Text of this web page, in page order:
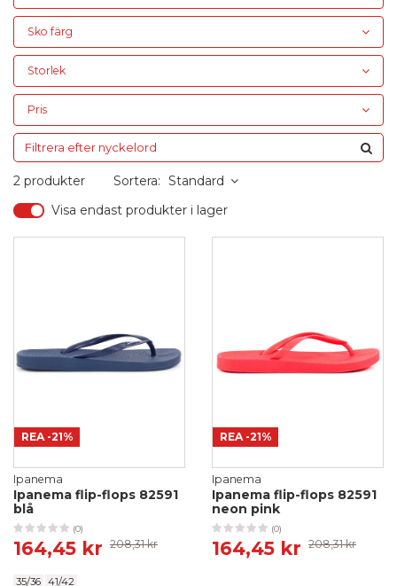
REA -21%
Ipanema
Ipanema flip-flops 82591
blå
(0)
164,45 kr 208,31 kr
35/36 41/42
REA -21%
Ipanema
Ipanema flip-flops 82591
neon pink
(0)
164,45 kr 208,31 kr
Sko färg
Storlek
Pris
2 produkter Sortera: Standard
Visa endast produkter i lager